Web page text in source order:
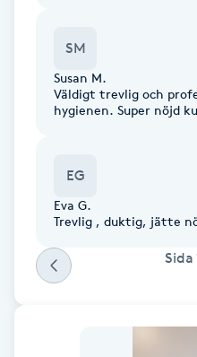
Dermapen
Enzympeeling
Extensions
Extensions borttagning
SM
Susan M.
Väldigt trevlig och professionell!
hygienen. Super
EG
Eva G.
Trevlig , duktig, jätte
Sida